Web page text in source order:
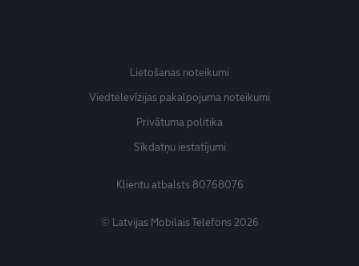
Lietošanas noteikumi
Viedtelevīzijas pakalpojuma noteikumi
Privātuma politika
Sīkdatņu iestatījumi
Klientu atbalsts80768076
© Latvijas Mobilais Telefons 2026